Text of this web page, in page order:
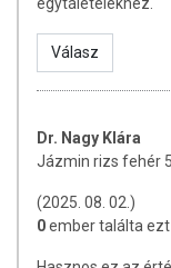
Válasz
Dr. Nagy Klára
Jázmin rizs fehér
(2025. 08. 02.)
0ember találta